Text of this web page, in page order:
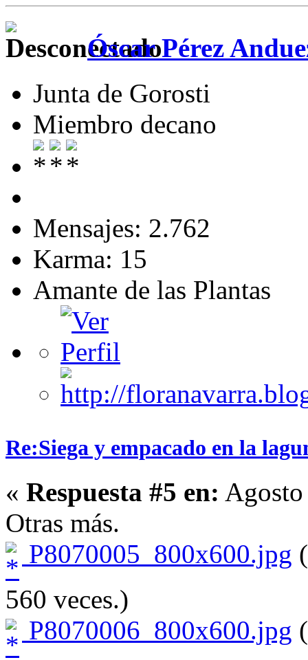
Óscar Pérez
Junta de Gorosti
Miembro decano
Mensajes: 2.762
Karma: 15
Amante de las Plantas
Re:Siega y empacado en la
« Respuesta #5 en:
Otras más.
P8070005_800x600.jpg
560 veces.)
P8070006_800x600.jpg